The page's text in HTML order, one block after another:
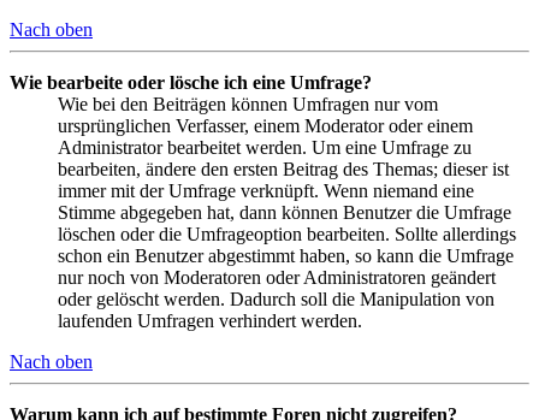
Nach oben
Wie bearbeite oder lösche ich eine Umfrage?
Wie bei den Beiträgen können Umfragen nur vom
ursprünglichen Verfasser, einem Moderator oder einem
Administrator bearbeitet werden. Um eine Umfrage zu
bearbeiten, ändere den ersten Beitrag des Themas; dieser ist
immer mit der Umfrage verknüpft. Wenn niemand eine
Stimme abgegeben hat, dann können Benutzer die Umfrage
löschen oder die Umfrageoption bearbeiten. Sollte allerdings
schon ein Benutzer abgestimmt haben, so kann die Umfrage
nur noch von Moderatoren oder Administratoren geändert
oder gelöscht werden. Dadurch soll die Manipulation von
laufenden Umfragen verhindert werden.
Nach oben
Warum kann ich auf bestimmte Foren nicht zugreifen?